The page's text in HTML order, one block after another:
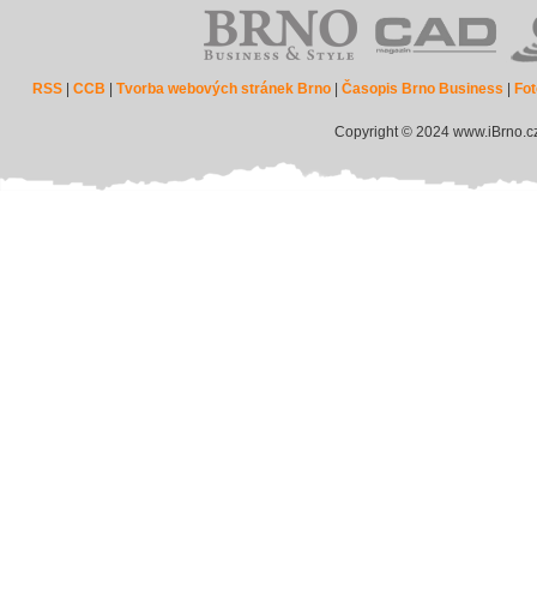
RSS |CCB |Tvorba webových stránek Brno |Časopis Brno Business
Copyright © 2024